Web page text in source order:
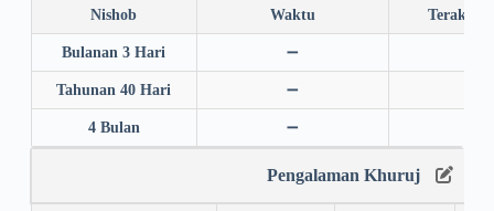
Nishob Waktu Terakhir
Bulanan 3 Hari ➖
Tahunan 40 Hari ➖
4 Bulan ➖
Pengalaman Khuruj